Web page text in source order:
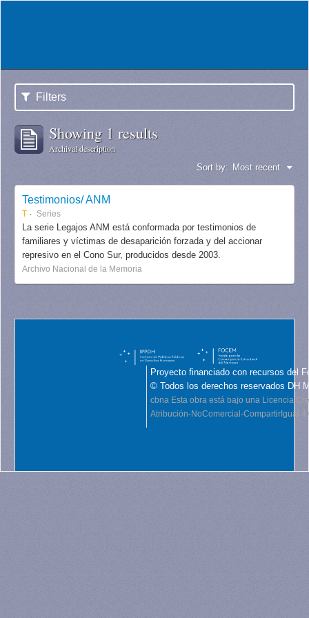
Filters
Showing 1 results
Archival description
Sort by: Most recent
Testimonios/ ANM
T Series
La serie Legajos ANM está conformada por testimonios de
familiares y víctimas de desaparición forzada y del accionar
represivo en el Cono Sur, producidos desde 2003.
Archivo Nacional de la Memoria
Proyecto financiado con recursos del
© Todos los derechos reservados DH
cbna Esta obra está bajo una Licencia
Atribución-NoComercial-CompartirIgual